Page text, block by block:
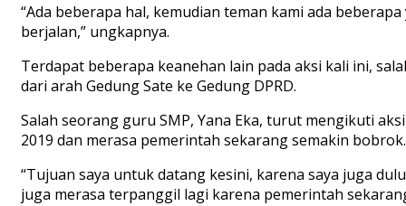
“Ada beberapa hal, kemudian teman kami ada
berjalan,” ungkapnya.
Terdapat beberapa keanehan lain pada aksi kali ini,
dari arah Gedung Sate ke Gedung DPRD.
Salah seorang guru SMP, Yana Eka, turut mengikuti
2019 dan merasa pemerintah sekarang semakin bobrok.
“Tujuan saya untuk datang kesini, karena saya juga
juga merasa terpanggil lagi karena pemerintah